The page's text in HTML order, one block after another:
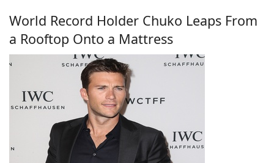
World Record Holder Chuko Leaps From
a Rooftop Onto a Mattress